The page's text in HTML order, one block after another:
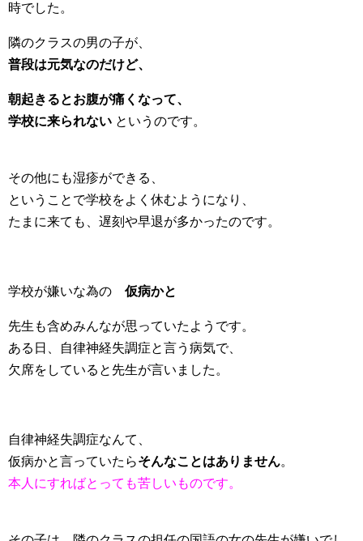
時でした。
隣のクラスの男の子が、
普段は元気なのだけど、
朝起きるとお腹が痛くなって、
学校に来られない というのです。
その他にも湿疹ができる、
ということで学校をよく休むようになり、
たまに来ても、遅刻や早退が多かったのです。
学校が嫌いな為の 仮病かと
先生も含めみんなが思っていたようです。
ある日、自律神経失調症と言う病気で、
欠席をしていると先生が言いました。
自律神経失調症なんて、
仮病かと言っていたらそんなことはありません。
本人にすればとっても苦しいものです。